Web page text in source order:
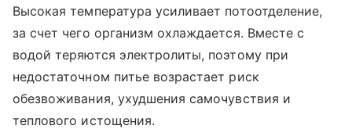
Высокая температура усиливает потоотделение,
за счет чего организм охлаждается. Вместе с
водой теряются электролиты, поэтому при
недостаточном питье возрастает риск
обезвоживания, ухудшения самочувствия и
теплового истощения.